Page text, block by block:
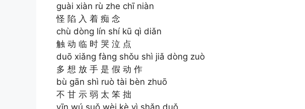
guài xiàn rù zhe chī niàn
怪 陷 入 着 痴 念
chù dòng lín shí kū qì diǎn
触 动 临 时 哭 泣 点
duō xiǎng fàng shǒu shì jiǎ dòng zuò
多 想 放 手 是 假 动 作
bù gān shì ruò tài bèn zhuō
不 甘 示 弱 太 笨 拙
yīn wú suǒ wèi kè yì shǎn duǒ